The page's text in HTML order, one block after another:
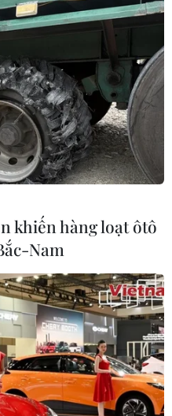
khiến hàng loạt ôtô
Nam